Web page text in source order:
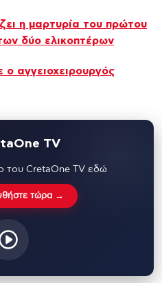
η μαρτυρία του πρώτου
δύο ελικοπτέρων
αγγειοχειρουργός
TV
του CretaOne TV εδώ
τώρα →